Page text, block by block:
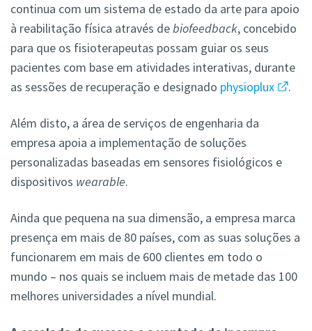
continua com um sistema de estado da arte para apoio
à reabilitação física através debiofeedback, concebido
para que os fisioterapeutas possam guiar os seus
pacientes com base em atividades interativas, durante
as sessões de recuperação e designado physioplux .
Além disto, a área de serviços de engenharia da
empresa apoia a implementação de soluções
personalizadas baseadas em sensores fisiológicos e
dispositivos wearable.
Ainda que pequena na sua dimensão, a empresa marca
presença em mais de 80 países, com as suas soluções a
funcionarem em mais de 600 clientes em todo o
mundo – nos quais se incluem mais de metade das 100
melhores universidades a nível mundial.